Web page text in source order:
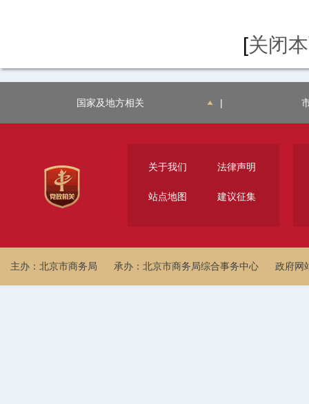
[关闭
国家及地方相关 |
关于我们 法律声明
站点地图 建议征集
主办：北京市商务局 承办：北京市商务局综合事务中心 政府网